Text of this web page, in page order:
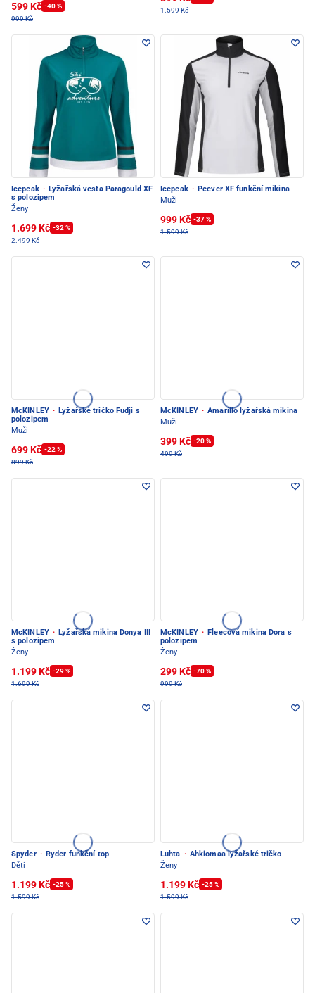
599 Kč -40 %
999 Kč
1.599 Kč
Icepeak · Lyžařská vesta Paragould XF
s polozipem
Ženy
1.699 Kč -32 %
2.499 Kč
Icepeak · Peever XF funkční mikina
Muži
999 Kč -37 %
1.599 Kč
McKINLEY · Lyžařské tričko Fudji s
polozipem
Muži
699 Kč -22 %
899 Kč
McKINLEY · Amarillo lyžařská mikina
Muži
399 Kč -20 %
499 Kč
McKINLEY · Lyžařská mikina Donya III
s polozipem
Ženy
1.199 Kč -29 %
1.699 Kč
McKINLEY · Fleecová mikina Dora s
polozipem
Ženy
299 Kč -70 %
999 Kč
Spyder · Ryder funkční top
Děti
1.199 Kč -25 %
1.599 Kč
Luhta · Ahkiomaa lyžařské tričko
Ženy
1.199 Kč -25 %
1.599 Kč